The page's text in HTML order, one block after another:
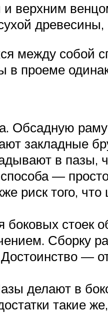
верхним
между собой
проеме
Обсадную
закладные
в пазы,
—
риск того,
стоек
Сборку
—
делают в
такие